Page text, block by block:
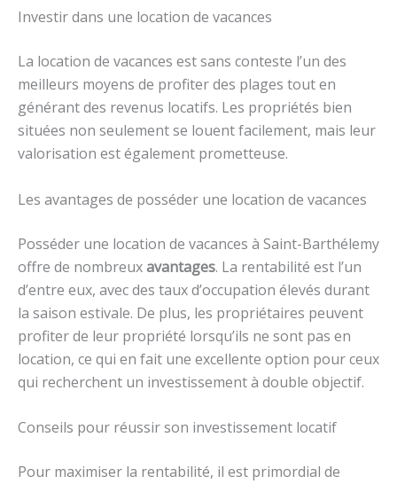
Investir dans une location de vacances
La location de vacances est sans conteste l’un des
meilleurs moyens de profiter des plages tout en
générant des revenus locatifs. Les propriétés bien
situées non seulement se louent facilement, mais leur
valorisation est également prometteuse.
Les avantages de posséder une location de vacances
Posséder une location de vacances à Saint-Barthélemy
offre de nombreuxavantages. La rentabilité est l’un
d’entre eux, avec des taux d’occupation élevés durant
la saison estivale. De plus, les propriétaires peuvent
profiter de leur propriété lorsqu’ils ne sont pas en
location, ce qui en fait une excellente option pour ceux
qui recherchent un investissement à double objectif.
Conseils pour réussir son investissement locatif
Pour maximiser la rentabilité, il est primordial de